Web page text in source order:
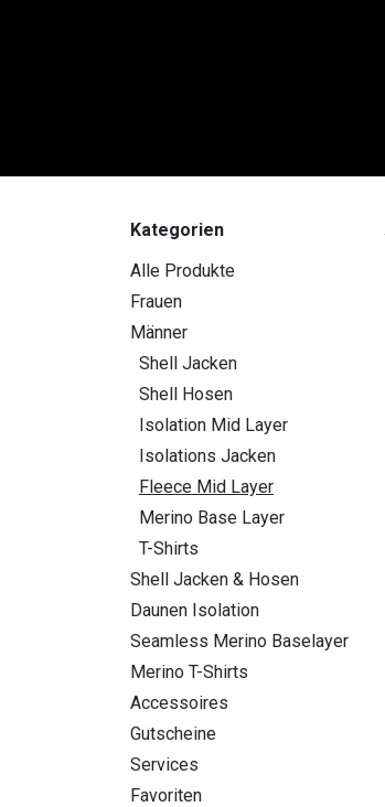
Kategorien
Alle Produkte
Frauen
Männer
Shell Jacken
Shell Hosen
Isolation Mid Layer
Isolations Jacken
Fleece Mid Layer
Merino Base Layer
T-Shirts
Shell Jacken & Hosen
Daunen Isolation
Seamless Merino Baselayer
Merino T-Shirts
Accessoires
Gutscheine
Services
Favoriten